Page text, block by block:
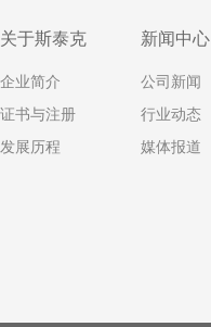
关于斯泰克
企业简介
证书与注册
发展历程
新闻中心
公司新闻
行业动态
媒体报道